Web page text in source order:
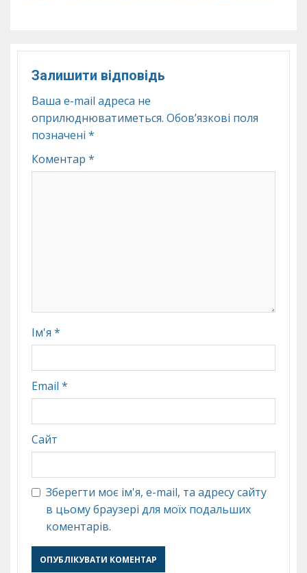
Залишити відповідь
Ваша e-mail адреса не
оприлюднюватиметься. Обов’язкові поля
позначені *
Коментар *
Ім'я *
Email *
Сайт
Зберегти моє ім'я, e-mail, та адресу сайту
в цьому браузері для моїх подальших
коментарів.